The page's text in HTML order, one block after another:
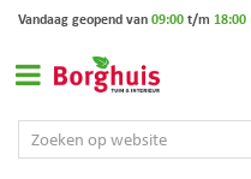
Vandaag geopend van09:00t/m 18:00